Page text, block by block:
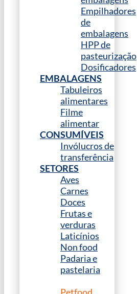
Empilhadores
de
embalagens
HPP de
pasteurização
Dosificadores
EMBALAGENS
Tabuleiros
alimentares
Filme
alimentar
CONSUMÍVEIS
Invólucros de
transferência
SETORES
Aves
Carnes
Doces
Frutas e
verduras
Laticínios
Non food
Padaria e
pastelaria